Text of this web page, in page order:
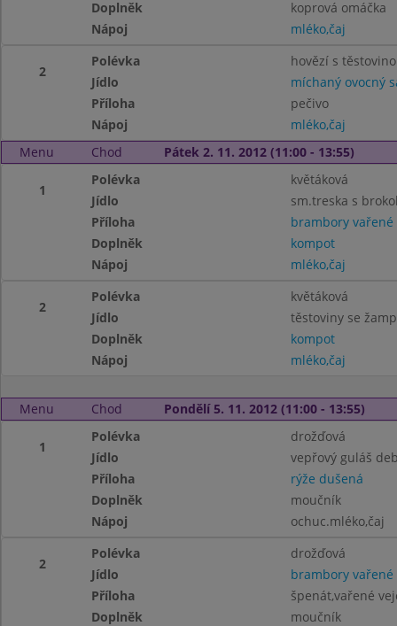
Doplněk
koprová omáčka
Nápoj
mléko,čaj
2
Polévka
hovězí s
Jídlo
míchaný ovocný
Příloha
pečivo
Nápoj
mléko,čaj
Menu
Chod Pátek 2. 11. 2012 (11:00 - 13:55)
1
Polévka
květáková
Jídlo
sm.treska s
Příloha
brambory vařené
Doplněk
kompot
Nápoj
mléko,čaj
2
Polévka
květáková
Jídlo
těstoviny se
Doplněk
kompot
Nápoj
mléko,čaj
Menu Chod Pondělí 5. 11. 2012 (11:00 - 13:55)
1
Polévka
drožďová
Jídlo
vepřový guláš
Příloha
rýže dušená
Doplněk
moučník
Nápoj
ochuc.mléko,čaj
2
Polévka
drožďová
Jídlo
brambory vařené
Příloha
špenát,vařené
Doplněk
moučník